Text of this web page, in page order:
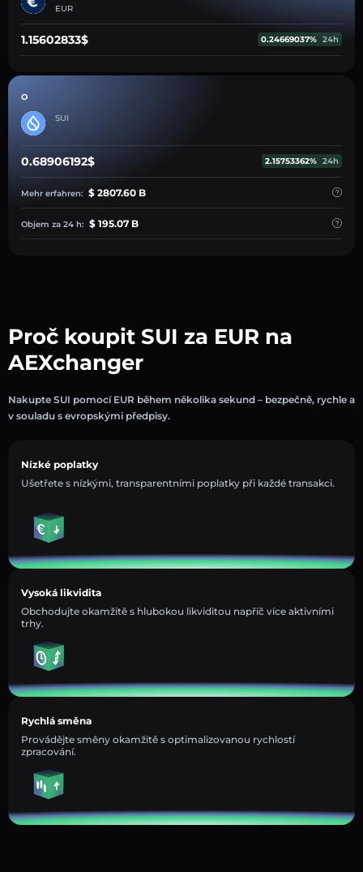
EUR
1.15602833$ 0.24669037% 24h
O
SUI
0.68906192$ 2.15753362% 24h
Mehr erfahren: $ 2807.60 B
Objem za 24 h: $ 195.07 B
Proč koupit SUI za EUR na
AEXchanger
Nakupte SUI pomocí EUR během několika sekund – bezpečně, rychle a
v souladu s evropskými předpisy.
Nízké poplatky
Ušetřete s nízkými, transparentními poplatky při každé transakci.
Vysoká likvidita
Obchodujte okamžitě s hlubokou likviditou napříč více aktivními
trhy.
Rychlá směna
Provádějte směny okamžitě s optimalizovanou rychlostí
zpracování.